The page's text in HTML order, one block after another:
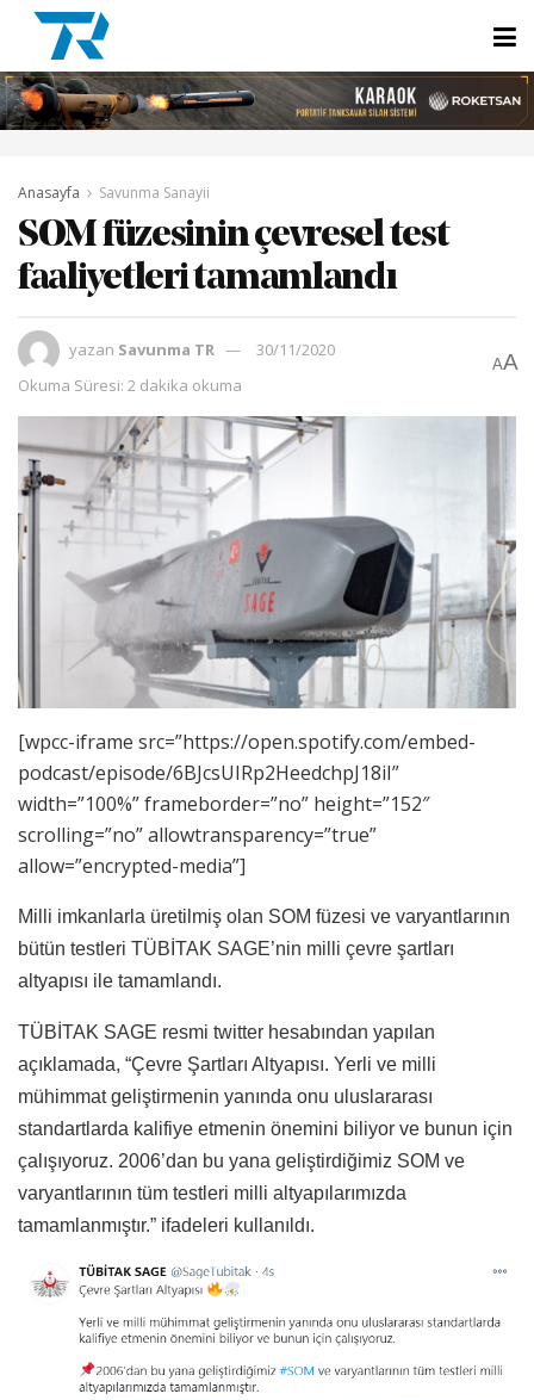
Anasayfa Savunma Sanayii
SOM füzesinin çevresel test
faaliyetleri tamamlandı
yazan Savunma TR
30/11/2020
Okuma Süresi: 2 dakika okuma
AA
[wpcc-iframe src=”https://open.spotify.com/embed-
podcast/episode/6BJcsUIRp2HeedchpJ18iI”
width=”100%” frameborder=”no” height=”152″
scrolling=”no” allowtransparency=”true”
allow=”encrypted-media”]
Milli imkanlarla üretilmiş olan SOM füzesi ve varyantlarının
bütün testleri TÜBİTAK SAGE’nin milli çevre şartları
altyapısı ile tamamlandı.
TÜBİTAK SAGE resmi twitter hesabından yapılan
açıklamada, “Çevre Şartları Altyapısı. Yerli ve milli
mühimmat geliştirmenin yanında onu uluslararası
standartlarda kalifiye etmenin önemini biliyor ve bunun için
çalışıyoruz. 2006’dan bu yana geliştirdiğimiz SOM ve
varyantlarının tüm testleri milli altyapılarımızda
tamamlanmıştır.” ifadeleri kullanıldı.